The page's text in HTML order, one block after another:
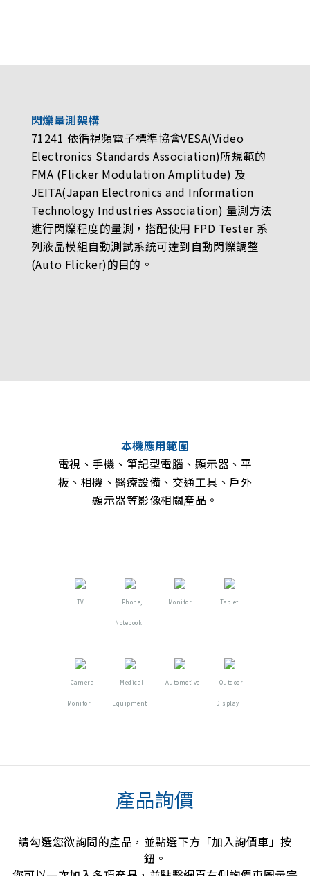
閃爍量測架構
71241 依循視頻電子標準協會VESA(Video
Electronics Standards Association)所規範的
FMA (Flicker Modulation Amplitude) 及
JEITA(Japan Electronics and Information
Technology Industries Association) 量測方法
進行閃爍程度的量測，搭配使用 FPD Tester 系
列液晶模組自動測試系統可達到自動閃爍調整
(Auto Flicker)的目的。
本機應用範圍
電視、手機、筆記型電腦、顯示器、平
板、相機、醫療設備、交通工具、戶外
顯示器等影像相關產品。
TV Phone,
Notebook
Monitor Tablet
Camera
Monitor
Medical
Equipment
Automotive Outdoor
Display
產品詢價
請勾選您欲詢問的產品，並點選下方「加入詢價車」按
鈕。